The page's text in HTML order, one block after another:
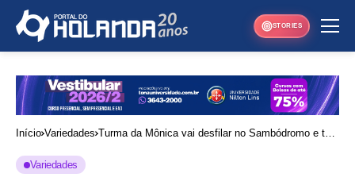
STORIES
Início Variedades Turma da Mônica vai desfilar no Sambódromo e terá
Variedades